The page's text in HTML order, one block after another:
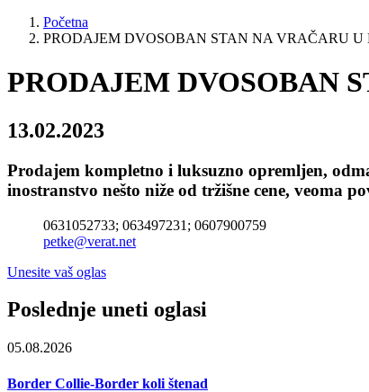
Početna
PRODAJEM DVOSOBAN STAN NA VRAČARU U
PRODAJEM DVOSOBAN
13.02.2023
Prodajem kompletno i luksuzno opremljen,
inostranstvo nešto niže od tržišne cene, veoma
0631052733; 063497231; 0607900759
petke@verat.net
Unesite vaš oglas
Poslednje uneti oglasi
05.08.2026
Border Collie-Border koli štenad